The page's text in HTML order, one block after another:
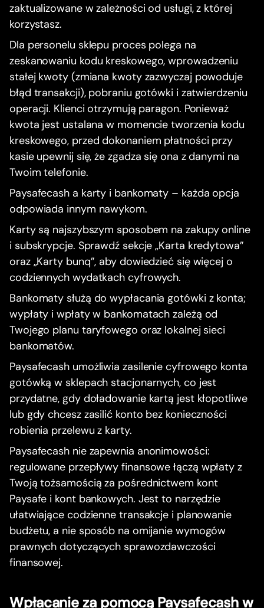
zaktualizowane w zależności od usługi, z której
korzystasz.
Dla personelu sklepu proces polega na
zeskanowaniu kodu kreskowego, wprowadzeniu
stałej kwoty (zmiana kwoty zazwyczaj powoduje
błąd transakcji), pobraniu gotówki i zatwierdzeniu
operacji. Klienci otrzymują paragon. Ponieważ
kwota jest ustalana w momencie tworzenia kodu
kreskowego, przed dokonaniem płatności przy
kasie upewnij się, że zgadza się ona z danymi na
Twoim telefonie.
Paysafecash a karty i bankomaty – każda opcja
odpowiada innym nawykom.
Karty są najszybszym sposobem na zakupy online
i subskrypcje. Sprawdź sekcje „Karta kredytowa”
oraz „Karty bunq”, aby dowiedzieć się więcej o
codziennych wydatkach cyfrowych.
Bankomaty służą do wypłacania gotówki z konta;
wypłaty i wpłaty w bankomatach zależą od
Twojego planu taryfowego oraz lokalnej sieci
bankomatów.
Paysafecash umożliwia zasilenie cyfrowego konta
gotówką w sklepach stacjonarnych, co jest
przydatne, gdy doładowanie kartą jest kłopotliwe
lub gdy chcesz zasilić konto bez konieczności
robienia przelewu z karty.
Paysafecash nie zapewnia anonimowości:
regulowane przepływy finansowe łączą wpłaty z
Twoją tożsamością za pośrednictwem kont
Paysafe i kont bankowych. Jest to narzędzie
ułatwiające codzienne transakcje i planowanie
budżetu, a nie sposób na omijanie wymogów
prawnych dotyczących sprawozdawczości
finansowej.
Wpłacanie za pomocą Paysafecash w